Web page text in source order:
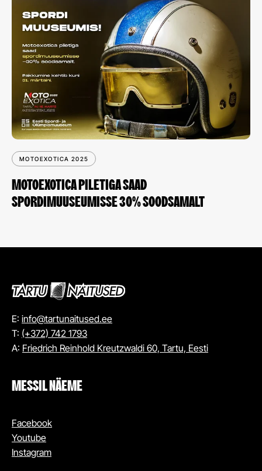
MOTOEXOTICA 2025
MOTOEXOTICA PILETIGA SAAD
SPORDIMUUSEUMISSE 30% SOODSAMALT
E: info@tartunaitused.ee
T: (+372) 742 1793
A: Friedrich Reinhold Kreutzwaldi 60, Tartu, Eesti
MESSIL NÄEME
Facebook
Youtube
Instagram